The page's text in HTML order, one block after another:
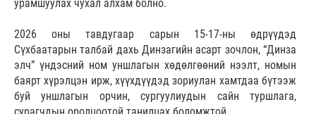
урамшуулах чухал алхам болно.
2026 оны тавдугаар сарын 15-17-ны өдрүүдэд
Сүхбаатарын талбай дахь Динзагийн асарт зочлон, “Динза
элч” үндэсний ном уншлагын хөдөлгөөний нээлт, номын
баярт хүрэлцэн ирж, хүүхдүүдэд зориулан хамтдаа бүтээж
буй уншлагын орчин, сургуулиудын сайн туршлага,
сурагчдын оролцоотой танилцах боломжтой.